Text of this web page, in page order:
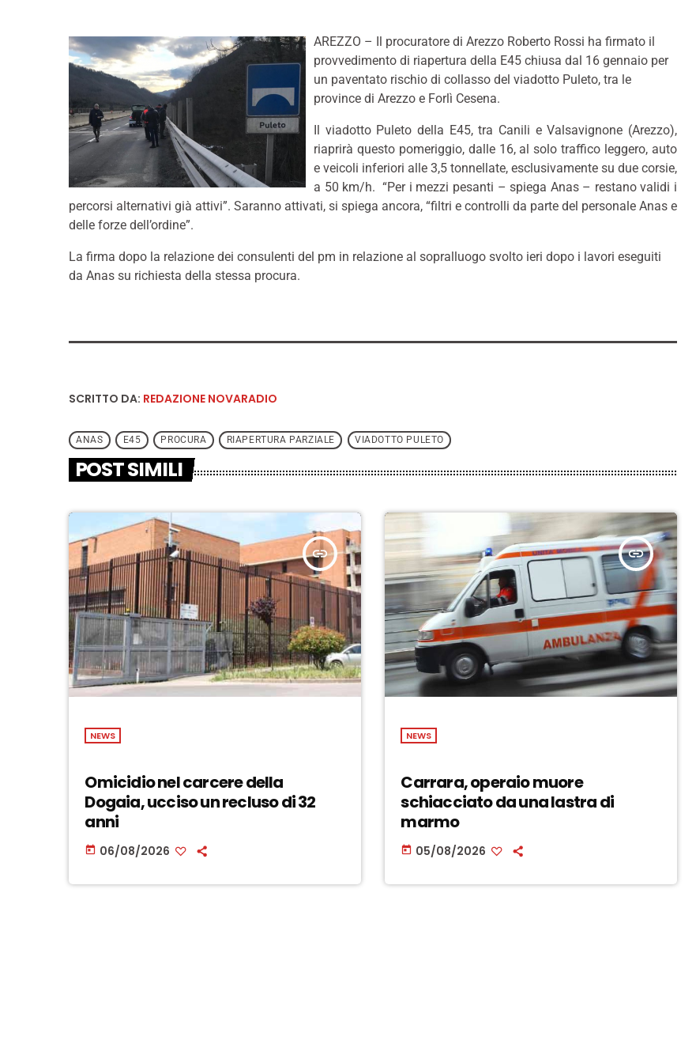
AREZZO – Il procuratore di Arezzo Roberto Rossi ha firmato il
provvedimento di riapertura della E45 chiusa dal 16 gennaio per
un paventato rischio di collasso del viadotto Puleto, tra le
province di Arezzo e Forlì Cesena.
Il viadotto Puleto della E45, tra Canili e Valsavignone (Arezzo),
riaprirà questo pomeriggio, dalle 16, al solo traffico leggero, auto
e veicoli inferiori alle 3,5 tonnellate, esclusivamente su due corsie,
a 50 km/h. “Per i mezzi pesanti – spiega Anas – restano validi i
percorsi alternativi già attivi”. Saranno attivati, si spiega ancora, “filtri e controlli da parte del personale Anas e
delle forze dell’ordine”.
La firma dopo la relazione dei consulenti del pm in relazione al sopralluogo svolto ieri dopo i lavori eseguiti
da Anas su richiesta della stessa procura.
SCRITTO DA: REDAZIONE NOVARADIO
ANAS E45 PROCURA RIAPERTURA PARZIALE VIADOTTO PULETO
POST SIMILI
insert_link
NEWS
Omicidio nel carcere della
Dogaia, ucciso un recluso di 32
anni
today 06/08/2026
insert_link
NEWS
Carrara, operaio muore
schiacciato da una lastra di
marmo
today 05/08/2026